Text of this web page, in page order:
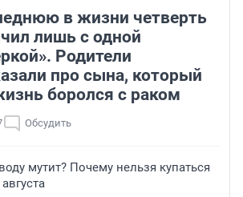
в жизни четверть
лишь с одной
Родители
про сына, который
боролся с раком
Обсудить
мутит? Почему нельзя купаться